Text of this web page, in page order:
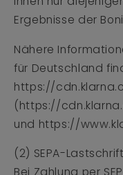
Ergebnisse der
Nähere
für Deutschland
https://
(https://
und https://
(2) SEPA-Lastschrift